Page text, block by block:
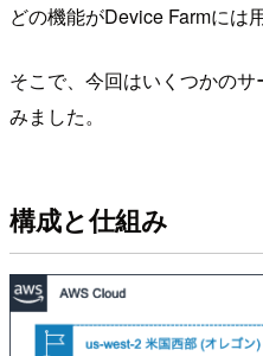
どの機能がDevice Farmには
そこで、今回はいくつかの
みました。
構成と仕組み